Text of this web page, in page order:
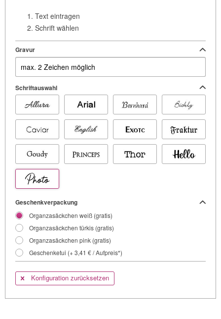
Text eintragen
Schrift wählen
Gravur
Schriftauswahl
Geschenkverpackung
Organzasäckchen weiß (gratis)
Organzasäckchen türkis (gratis)
Organzasäckchen pink (gratis)
Geschenketui (+ 3,41 € / Aufpreis*)
Konfiguration zurücksetzen